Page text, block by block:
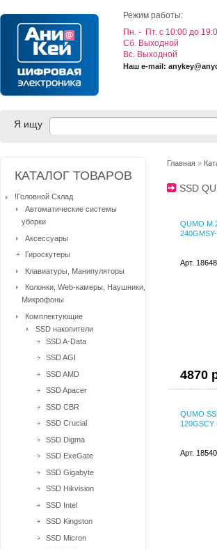
Режим работы:
Пн. - Пт. с 10:00 до
Cб. Выходной
Вс. Выходной
Наш e-mail:
Я ищу
Главная »
SSD
QUMO
Арт.
4870
QUMO
120GSCY
Арт.
КАТАЛОГ ТОВАРОВ
!Головной Склад
Автоматические системы
уборки
Аксессуары
Гироскутеры
Клавиатуры, Манипуляторы
Колонки, Web-камеры, Наушники,
Микрофоны
Комплектующие
SSD накопители
SSD A-Data
SSD AGI
SSD AMD
SSD Apacer
SSD CBR
SSD Crucial
SSD Digma
SSD ExeGate
SSD Gigabyte
SSD Hikvision
SSD Intel
SSD Kingston
SSD Micron